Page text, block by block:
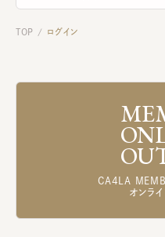
TOP / ログイン
CA4LA
オンライ